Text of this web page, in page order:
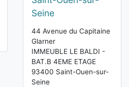
Seine
44 Avenue du Capitaine
Glarner
IMMEUBLE LE BALDI -
BAT.B 4EME ETAGE
93400 Saint-Ouen-sur-
Seine